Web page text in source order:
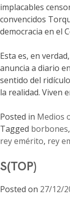
implacables
convencidos
democracia en el
Esta es, en
anuncia a diario
sentido del
la realidad. Viven
Posted in Medios
Tagged borbones,
rey emérito, rey
S(TOP)
Posted on 27/12/